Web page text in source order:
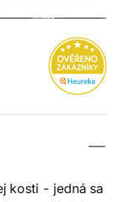
kosti - jedná sa